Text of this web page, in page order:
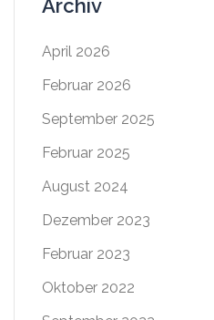
Archiv
April 2026
Februar 2026
September 2025
Februar 2025
August 2024
Dezember 2023
Februar 2023
Oktober 2022